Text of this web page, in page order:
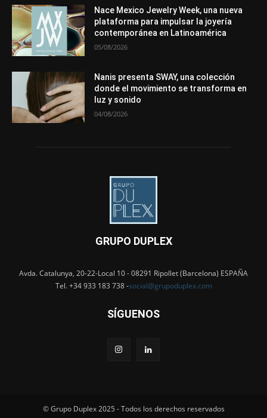
Nace Mexico Jewelry Week, una nueva
plataforma para impulsar la joyería
contemporánea en Latinoamérica
05/08/2026
Nanis presenta SWAY, una colección
donde el movimiento se transforma en
luz y sonido
04/08/2026
GRUPO DUPLEX
Avda. Catalunya, 20-22-Local 10 - 08291 Ripollet (Barcelona) ESPAÑA
Tel. +34 933 183 738 -social@grupoduplex.com
SÍGUENOS
© Grupo Duplex 2025 - Todos los derechos reservados